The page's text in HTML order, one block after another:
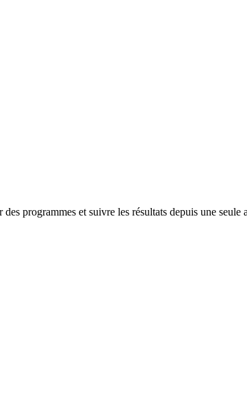
programmes et suivre les résultats depuis une seule